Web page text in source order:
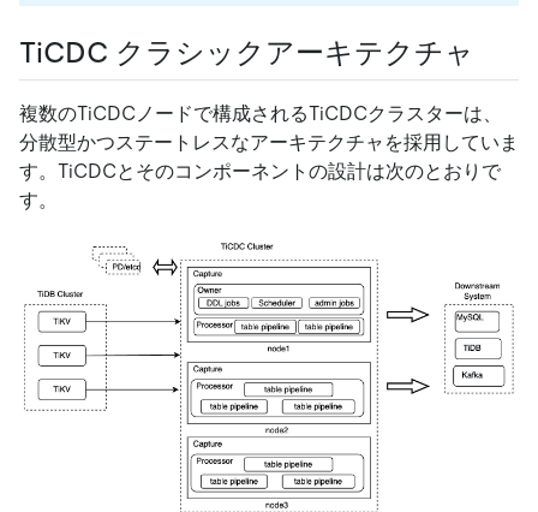
TiCDC クラシックアーキテクチャ
複数のTiCDCノードで構成されるTiCDCクラスターは、
分散型かつステートレスなアーキテクチャを採用していま
す。TiCDCとそのコンポーネントの設計は次のとおりで
す。